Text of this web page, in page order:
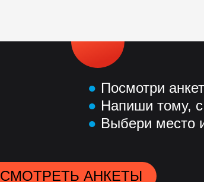
● Посмотри
● Напиши тому,
● Выбери место
СМОТРЕТЬ АНКЕТЫ